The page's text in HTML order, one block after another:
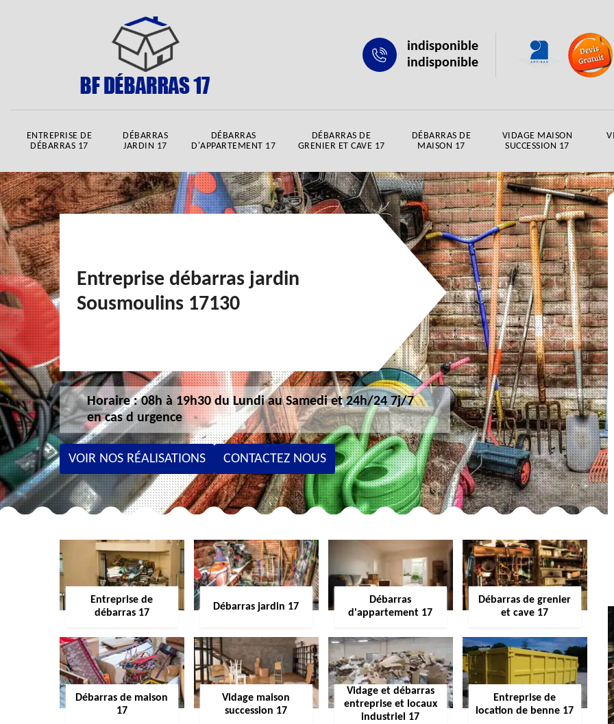
indisponible
indisponible
ENTREPRISE DE
DÉBARRAS 17
DÉBARRAS
JARDIN 17
DÉBARRAS
D'APPARTEMENT 17
DÉBARRAS DE
GRENIER ET CAVE 17
DÉBARRAS DE
MAISON 17
VIDAGE MAISON
SUCCESSION 17
Entreprise débarras jardin
Sousmoulins 17130
Horaire : 08h à 19h30 du Lundi au Samedi et 24h/24 7j/7
en cas d urgence
VOIR NOS RÉALISATIONS CONTACTEZ NOUS
Entreprise de
débarras 17
Débarras jardin 17
Débarras
d'appartement 17
Débarras de grenier
et cave 17
Débarras de maison
17
Vidage maison
succession 17
Vidage et débarras
entreprise et locaux
industriel 17
Entreprise de
location de benne 17